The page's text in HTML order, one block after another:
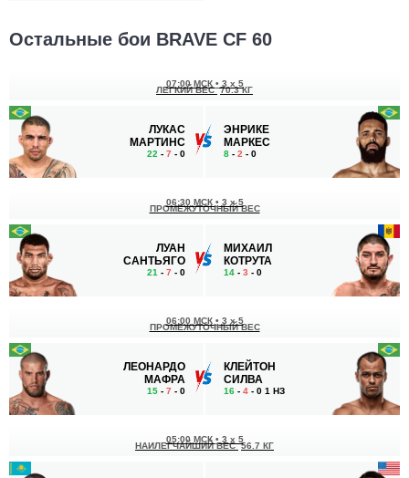
Остальные бои BRAVE CF 60
ЛУКАС
МАРТИНС
22 - 7 - 0
07:00 МСК • 3 x 5
ЛЕГКИЙ ВЕС 70.3 КГ
ЭНРИКЕ
МАРКЕС
8 - 2 - 0
ЛУАН
САНТЬЯГО
21 - 7 - 0
06:30 МСК • 3 x 5
ПРОМЕЖУТОЧНЫЙ ВЕС
МИХАИЛ
КОТРУТА
14 - 3 - 0
ЛЕОНАРДО
МАФРА
15 - 7 - 0
06:00 МСК • 3 x 5
ПРОМЕЖУТОЧНЫЙ ВЕС
КЛЕЙТОН
СИЛВА
16 - 4 - 0 1 НЗ
05:00 МСК • 3 x 5
НАИЛЕГЧАЙШИЙ ВЕС 56.7 КГ